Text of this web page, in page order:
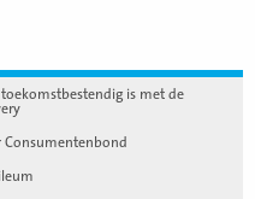
is met de
Consumentenbond